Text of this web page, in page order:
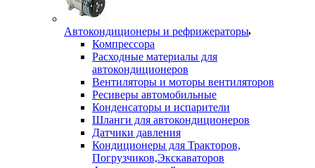
Автокондиционеры и рефрижераторы
Компрессора
Расходные материалы для
автокондиционеров
Вентиляторы и моторы вентиляторов
Ресиверы автомобильные
Конденсаторы и испарители
Шланги для автокондиционеров
Датчики давления
Кондиционеры для Тракторов,
Погрузчиков,Экскаваторов